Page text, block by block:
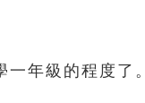
年級的程度了。